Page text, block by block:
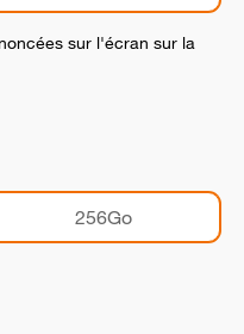
sur l'écran sur la
256Go